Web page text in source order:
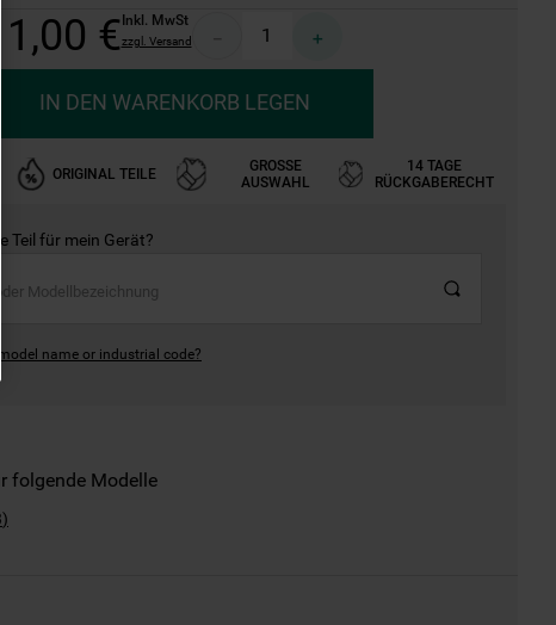
1 ,00 €Inkl. MwSt
zzgl. Versand ＋
IN DEN WARENKORB LEGEN
ORIGINAL TEILE
GROSSE A
USWAHL
14 TAGE
RÜCKGABERECHT
Teil für mein Gerät?
name or industrial code?
folgende Modelle
)